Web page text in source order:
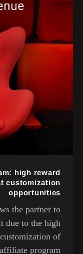
high reward
customization
opportunities
the partner to
due to the high
of
program.